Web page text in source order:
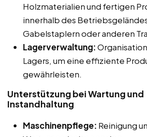
Holzmaterialien und fertigen
innerhalb des
Gabelstaplern oder anderen
Lagerverwaltung:
Lagers, um eine effiziente
gewährleisten.
Unterstützung bei Wartung und
Instandhaltung
Maschinenpflege: Reinigung